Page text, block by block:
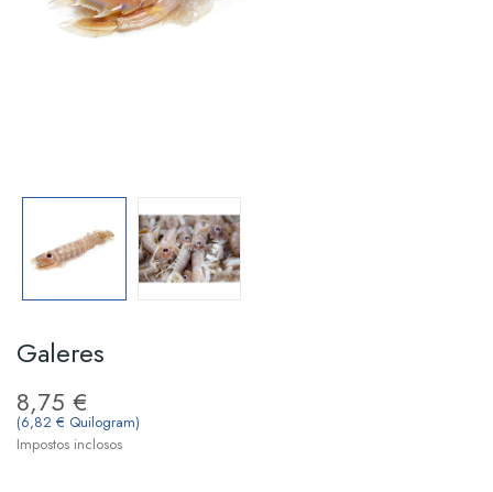
Galeres
8,75 €
(6,82 € Quilogram)
Impostos inclosos